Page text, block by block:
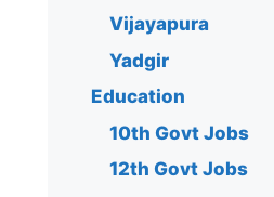
Vijayapura
Yadgir
Education
10th Govt Jobs
12th Govt Jobs